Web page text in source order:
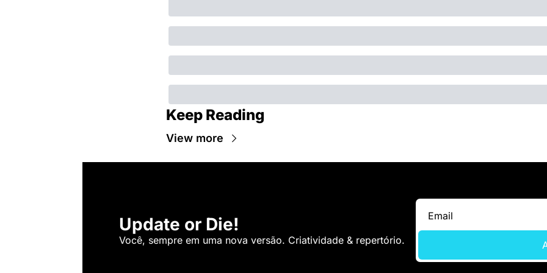
Keep Reading
View more
Update or Die!
Você, sempre em uma nova versão. Criatividade & repertório.